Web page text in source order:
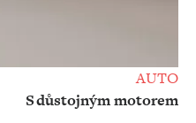
AUTO
S důstojným motorem